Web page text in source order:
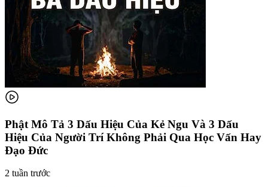
Phật Mô Tả 3 Dấu Hiệu Của Kẻ Ngu Và 3 Dấu
Hiệu Của Người Trí Không Phải Qua Học Vấn Hay
Đạo Đức
2 tuần trước